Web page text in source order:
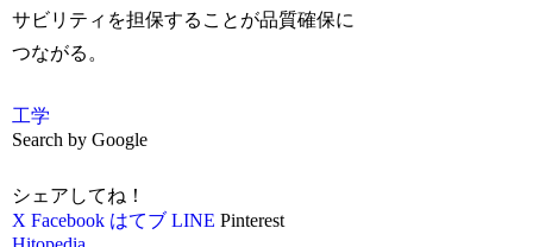
サビリティを担保することが品質確保に
つながる。
工学
Search by Google
シェアしてね！
X Facebook はてブ LINE Pinterest